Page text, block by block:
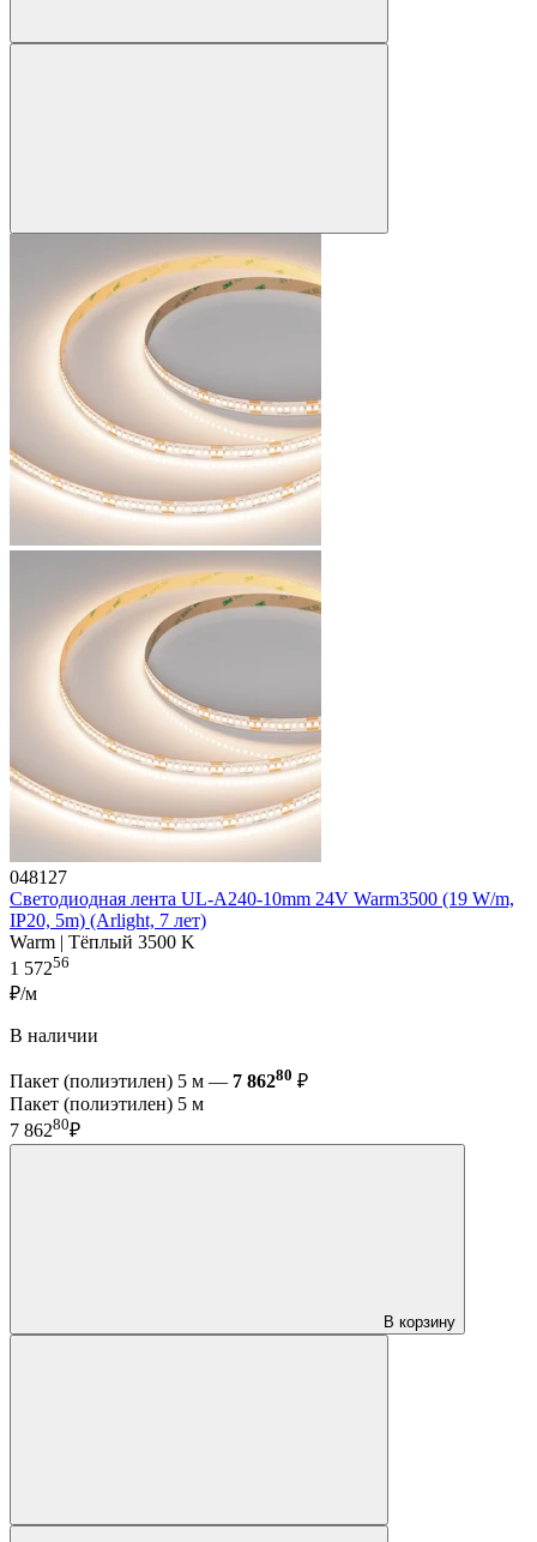
048127
Светодиодная лента UL-A240-10mm 24V Warm3500 (19 W/m,
IP20, 5m) (Arlight, 7 лет)
Warm | Тёплый 3500 K
1 57256
₽/м
В наличии
Пакет (полиэтилен) 5 м — 7 86280 ₽
Пакет (полиэтилен) 5 м
7 86280₽
В корзину